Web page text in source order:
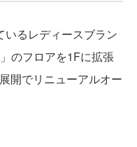
るレディースブラン
のフロアを1Fに拡張
開でリニューアルオー